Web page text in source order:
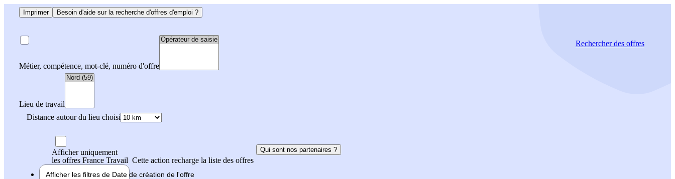
Imprimer Besoin d'aide sur la recherche d'offres d'emploi ?
Métier, compétence, mot-clé, numéro d'offre
Lieu de travail
Distance autour du lieu choisi
Rechercherdes offres
Afficher uniquement
les offres France Travail Cette action recharge la liste des offres
Qui sont nos partenaires ?
Afficher les filtres de Date de création de l'offre